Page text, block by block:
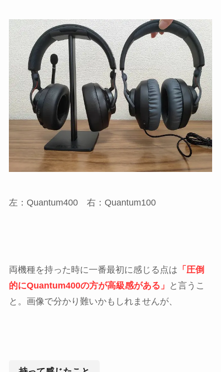
左：Quantum400 右：Quantum100
両機種を持った時に一番最初に感じる点は 「圧倒
的にQuantum400の方が高級感がある」
と言うこ
と。画像で分かり難いかもしれませんが、